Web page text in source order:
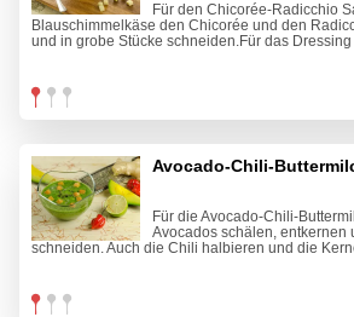
Für den Chicorée-Radicchio
Blauschimmelkäse den Chicorée und den
und in grobe Stücke schneiden.Für das
Avocado-Chili-
Für die Avocado-Chili-
Avocados schälen, entkernen
schneiden. Auch die Chili halbieren und die